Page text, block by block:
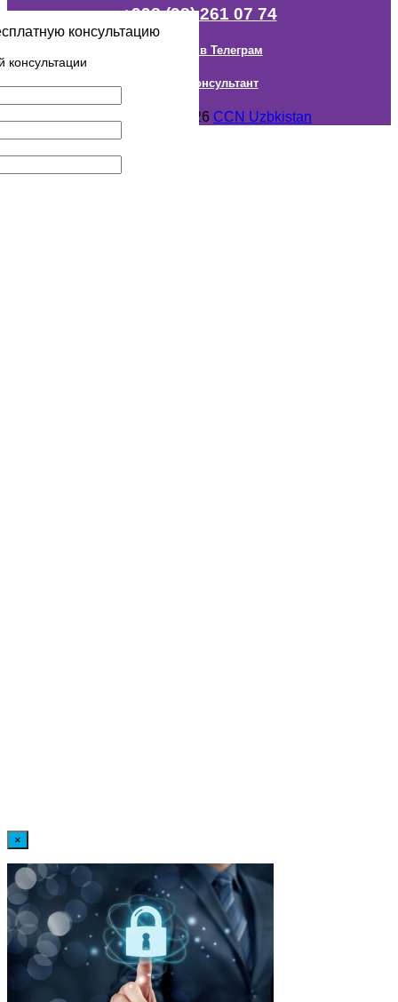
+998 (98) 261 07 74
Наш канал в Телеграм
Онлайн Консультант
Авторское право © 2018- 2026 CCN Uzbkistan
консультацию
консультации
×